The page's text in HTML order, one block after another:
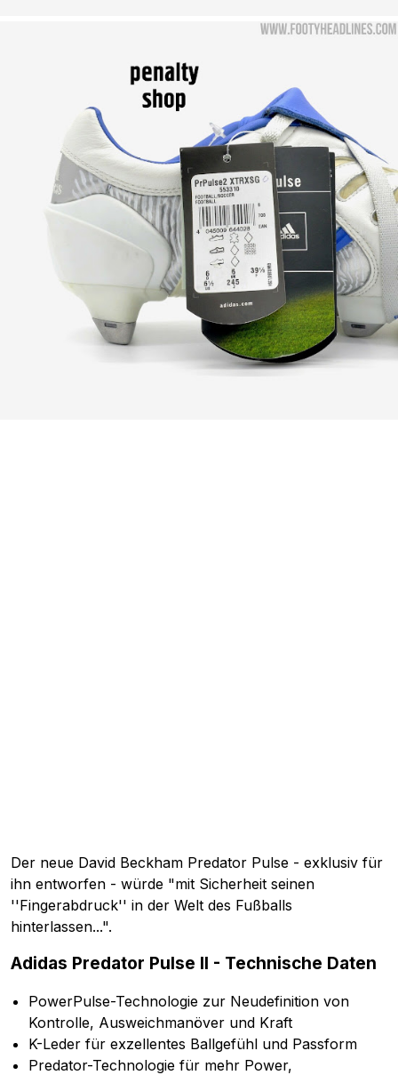
Der neue David Beckham Predator Pulse - exklusiv für
ihn entworfen - würde "mit Sicherheit seinen
''Fingerabdruck'' in der Welt des Fußballs
hinterlassen...".
Adidas Predator Pulse II - Technische Daten
PowerPulse-Technologie zur Neudefinition von
Kontrolle, Ausweichmanöver und Kraft
K-Leder für exzellentes Ballgefühl und Passform
Predator-Technologie für mehr Power,